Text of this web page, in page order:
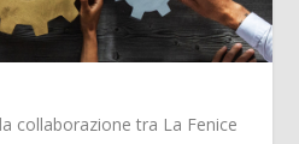
collaborazione tra La Fenice